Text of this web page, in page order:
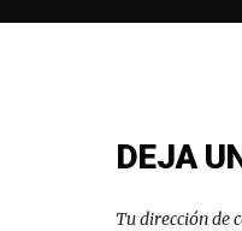
DEJA
Tu dirección de